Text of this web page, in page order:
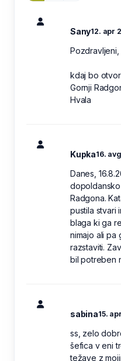
Sany12. apr
Pozdravljeni,
kdaj bo
Gornji
Hvala
Kupka16.
Danes,
Radgona.
pustila stvari
blaga ki ga
nimajo ali pa
razstaviti.
bil potreben
sabina15.
ss, zelo
šefica v eni
težave z